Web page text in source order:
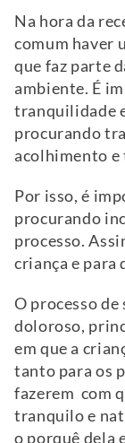
Na hora da
comum haver
que faz parte
ambiente. É
tranquilidade
procurando
acolhimento e
Por isso, é
procurando
processo.
criança e para
O processo de
doloroso,
em que a
tanto para os
fazerem com
tranquilo e
o porquê dela